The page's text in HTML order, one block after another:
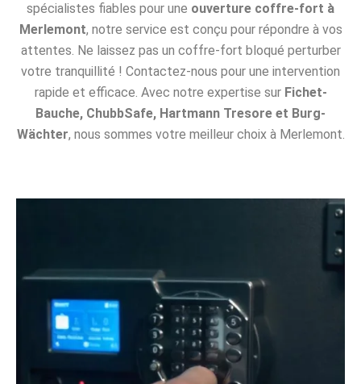
spécialistes fiables pour une ouverture coffre-fort à
Merlemont, notre service est conçu pour répondre à vos
attentes. Ne laissez pas un coffre-fort bloqué perturber
votre tranquillité ! Contactez-nous pour une intervention
rapide et efficace. Avec notre expertise sur Fichet-
Bauche, ChubbSafe, Hartmann Tresore et Burg-
Wächter, nous sommes votre meilleur choix à Merlemont.